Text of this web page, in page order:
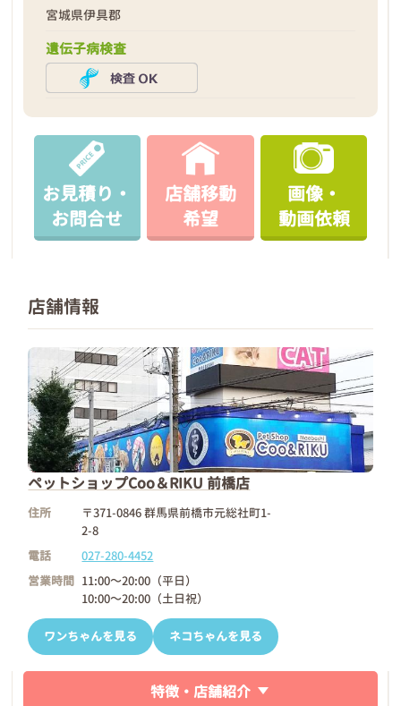
宮城県伊具郡
遺伝子病検査
お見積り・
お問合せ
店舗移動
希望
画像・
動画依頼
店舗情報
ペットショップCoo＆RIKU 前橋店
住所
〒371-0846 群馬県前橋市元総社町1-
2-8
電話
027-280-4452
営業時間 11:00～20:00（平日）
10:00～20:00（土日祝）
ワンちゃんを見る ネコちゃんを見る
特徴・店舗紹介